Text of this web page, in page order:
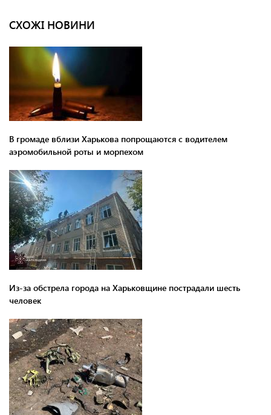
СХОЖІ НОВИНИ
В громаде вблизи Харькова попрощаются с водителем
аэромобильной роты и морпехом
Из-за обстрела города на Харьковщине пострадали шесть
человек